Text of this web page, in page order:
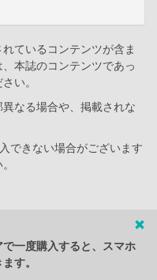
ているコンテンツが含ま
本誌のコンテンツであっ
い。
なる場合や、掲載されな
できない場合がございます
一度購入すると、スマホ
す。